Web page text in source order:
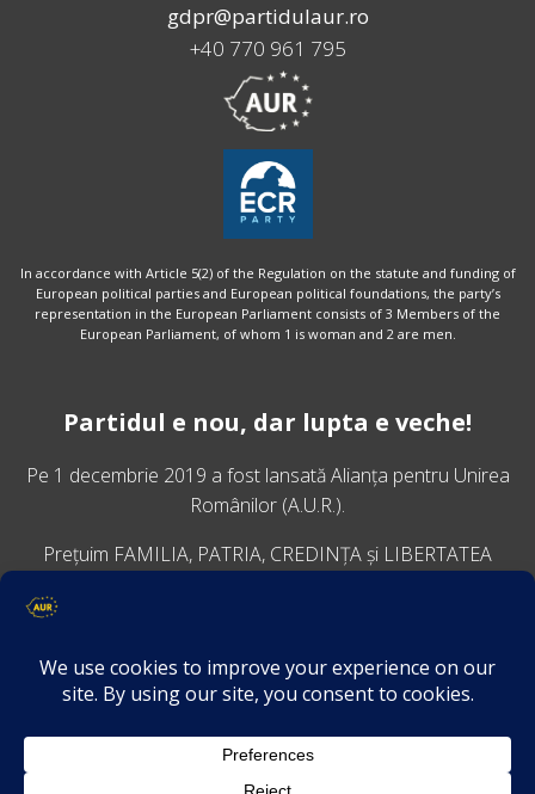
gdpr@partidulaur.ro
+40 770 961 795
In accordance with Article 5(2) of the Regulation on the statute and funding of
European political parties and European political foundations, the party’s
representation in the European Parliament consists of 3 Members of the
European Parliament, of whom 1 is woman and 2 are men.
Partidul e nou, dar lupta e veche!
Pe 1 decembrie 2019 a fost lansatăAlianța pentru Unirea
Românilor (A.U.R.).
Prețuim FAMILIA, PATRIA, CREDINȚA și LIBERTATEA
VINO ALĂTURI DE NOI
Descarcă aplicația Platforma AUR
Termeni și condiții de confidențialitate